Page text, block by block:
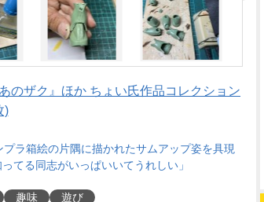
のザク』ほか ちょい氏作品コレクション
)
プラ箱絵の片隅に描かれたサムアップ姿を具現
てる同志がいっぱいいてうれしい」
趣味 遊び